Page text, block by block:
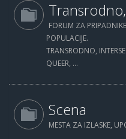
FORUM ZA
POPULACIJE.
TRANSRODNO,
QUEER, ...
Scena
MESTA ZA IZLASKE,